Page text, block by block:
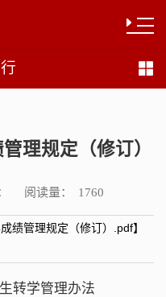
理规定（修订）
阅读量： 1760
绩管理规定（修订）.pdf】
转学管理办法